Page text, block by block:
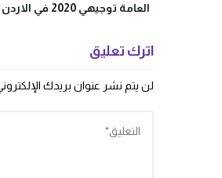
العامة توجيهي 2020
اترك تعليق
لن يتم نشر عنوان بريدك